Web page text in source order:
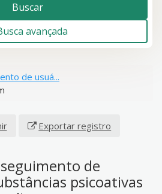
Buscar
avançada
de usuá...
Exportar registro
de
psicoativas